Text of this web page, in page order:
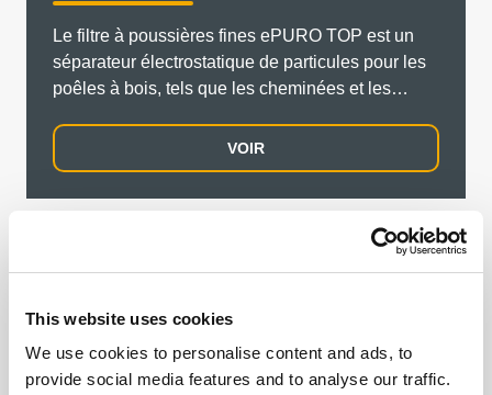
This website uses cookies
We use cookies to personalise content and ads, to
provide social media features and to analyse our traffic.
Le filtre à poussières fines ePURO TOP est un
séparateur électrostatique de particules pour les
poêles à bois, tels que les cheminées et les
de chauffage central à bois/pellets jusqu'à 50 kW.
VOIR